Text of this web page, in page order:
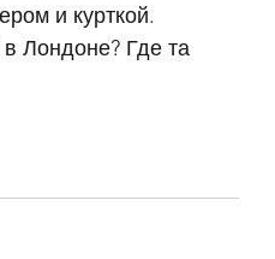
и курткой.
Лондоне? Где та